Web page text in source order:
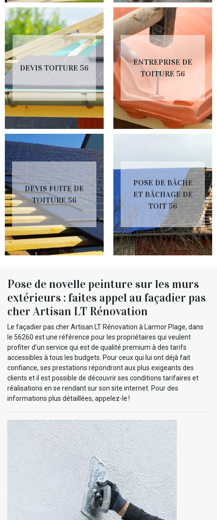
DEVIS TOITURE 56
ENTREPRISE DE
TOITURE 56
DEVIS FUITE DE
TOITURE 56
POSE DE BÂCHE
ET BÂCHAGE DE
TOIT 56
Pose de novelle peinture sur les murs
extérieurs : faites appel au façadier pas
cher Artisan LT Rénovation
Le façadier pas cher Artisan LT Rénovation à Larmor Plage, dans
le 56260 est une référence pour les propriétaires qui veulent
profiter d’un service qui est de qualité premium à des tarifs
accessibles à tous les budgets. Pour ceux qui lui ont déjà fait
confiance, ses prestations répondront aux plus exigeants des
clients et il est possible de découvrir ses conditions tarifaires et
réalisations en se rendant sur son site internet. Pour des
informations plus détaillées, appelez-le !